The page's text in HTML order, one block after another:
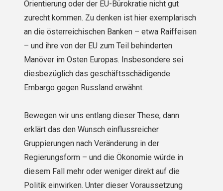
Orientierung oder der EU-Bürokratie nicht gut
zurecht kommen. Zu denken ist hier exemplarisch
an die österreichischen Banken – etwa Raiffeisen
– und ihre von der EU zum Teil behinderten
Manöver im Osten Europas. Insbesondere sei
diesbezüglich das geschäftsschädigende
Embargo gegen Russland erwähnt.
Bewegen wir uns entlang dieser These, dann
erklärt das den Wunsch einflussreicher
Gruppierungen nach Veränderung in der
Regierungsform – und die Ökonomie würde in
diesem Fall mehr oder weniger direkt auf die
Politik einwirken. Unter dieser Voraussetzung